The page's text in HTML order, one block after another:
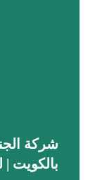
شركة
بالكويت |